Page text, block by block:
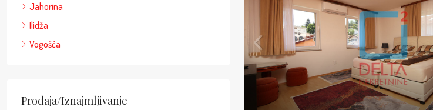
Jahorina
Ilidža
Vogošća
Prodaja/Iznajmljivanje